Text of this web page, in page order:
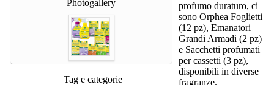
Photogallery
Tag e categorie
profumo duraturo, ci
sono Orphea Foglietti
(12 pz), Emanatori
Grandi Armadi (2 pz)
e Sacchetti profumati
per cassetti (3 pz),
disponibili in diverse
fragranze.